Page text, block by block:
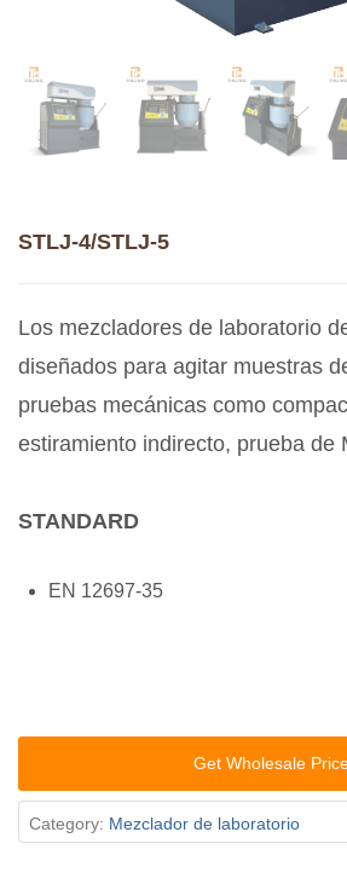
STLJ-4/STLJ-5
Los mezcladores de laboratorio
diseñados para agitar muestras
pruebas mecánicas como
estiramiento indirecto, prueba de
STANDARD
EN 12697-35
Get Wholesale
Category: Mezclador de laboratorio